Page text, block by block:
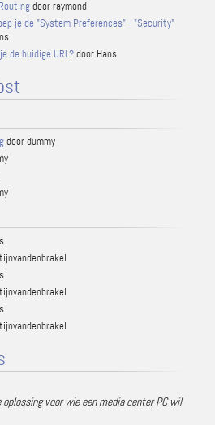
door raymond
je de "System Preferences" - "Security"
de huidige URL?door Hans
door dummy
voor wie een media center PC wil